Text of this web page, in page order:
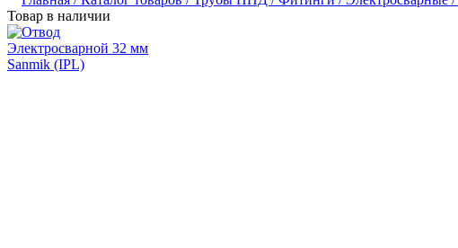
Товар в наличии